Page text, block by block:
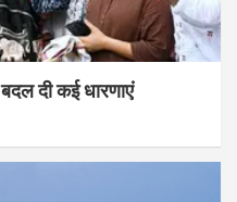
दी कई धारणाएं